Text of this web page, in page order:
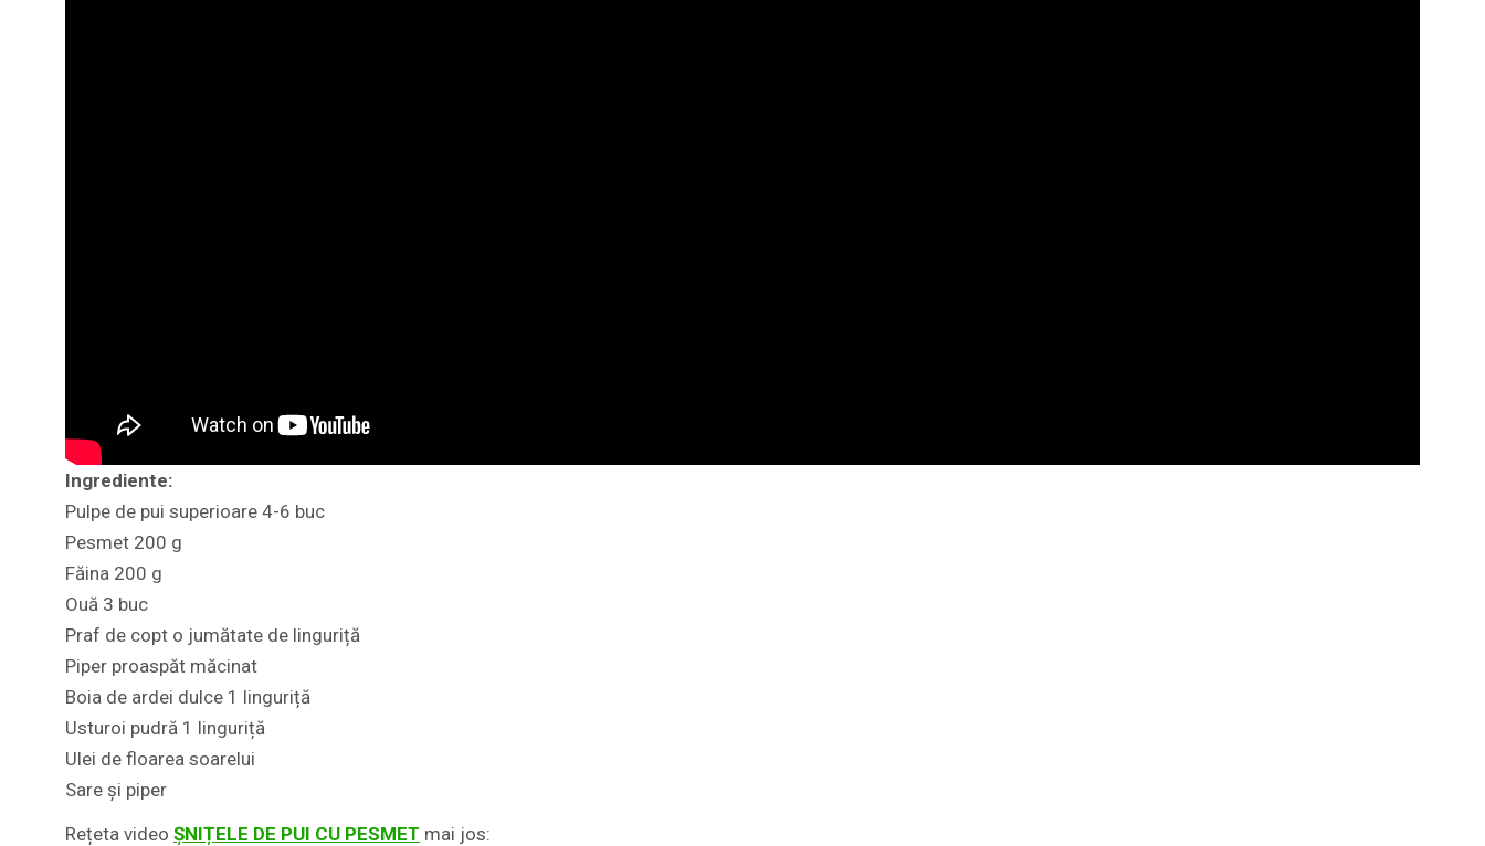
Ingrediente:
Pulpe de pui superioare 4-6 buc
Pesmet 200 g
Făina 200 g
Ouă 3 buc
Praf de copt o jumătate de linguriță
Piper proaspăt măcinat
Boia de ardei dulce 1 linguriță
Usturoi pudră 1 linguriță
Ulei de floarea soarelui
Sare și piper
Rețeta video ȘNIȚELE DE PUI CU PESMET mai jos: